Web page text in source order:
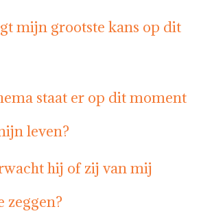
mijn grootste kans op dit
staat er op dit moment
leven?
hij of zij van mij
zeggen?